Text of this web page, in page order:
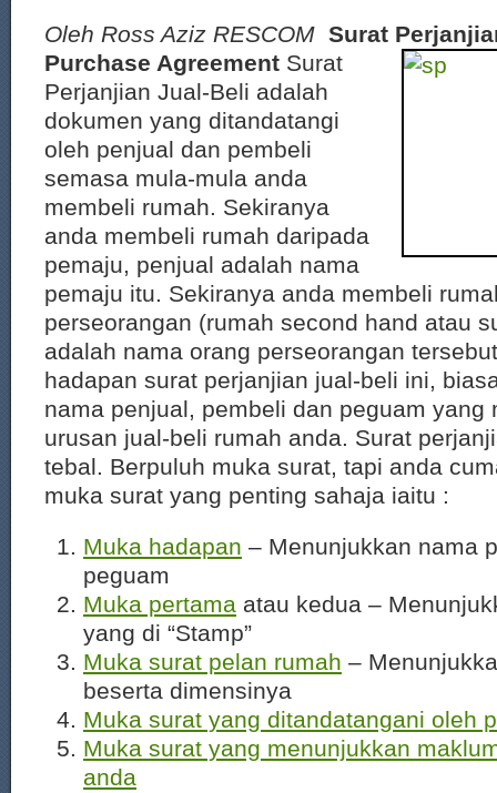
Oleh Ross Aziz RESCOM Surat
Purchase Agreement Surat
Perjanjian Jual-Beli adalah
dokumen yang ditandatangi
oleh penjual dan pembeli
semasa mula-mula anda
membeli rumah. Sekiranya
anda membeli rumah daripada
pemaju, penjual adalah nama
pemaju itu. Sekiranya anda membeli
perseorangan (rumah second hand atau
adalah nama orang perseorangan
hadapan surat perjanjian jual-beli ini,
nama penjual, pembeli dan peguam yang
urusan jual-beli rumah anda. Surat
tebal. Berpuluh muka surat, tapi anda
muka surat yang penting sahaja iaitu :
Muka hadapan – Menunjukkan nama
peguam
Muka pertama atau kedua –
yang di “Stamp”
Muka surat pelan rumah –
beserta dimensinya
Muka surat yang ditandatangani oleh
Muka surat yang menunjukkan
anda